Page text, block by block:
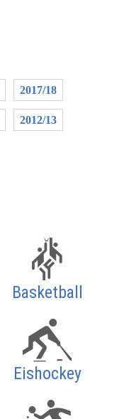
2017/18
2012/13
Basketball
Eishockey